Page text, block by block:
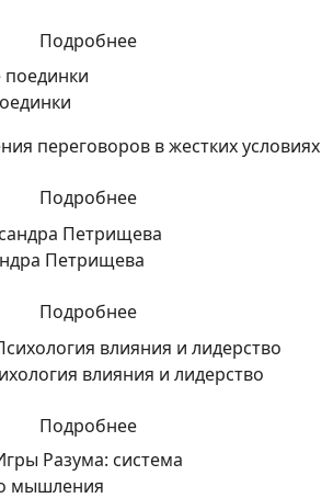
Подробнее
переговоров в жестких условиях
Подробнее
Петрищева
Подробнее
влияния и лидерство
Подробнее